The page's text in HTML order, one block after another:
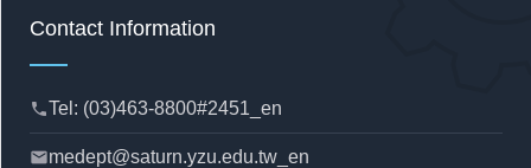
Contact Information
phoneTel: (03)463-8800#2451_en
mailmedept@saturn.yzu.edu.tw_en